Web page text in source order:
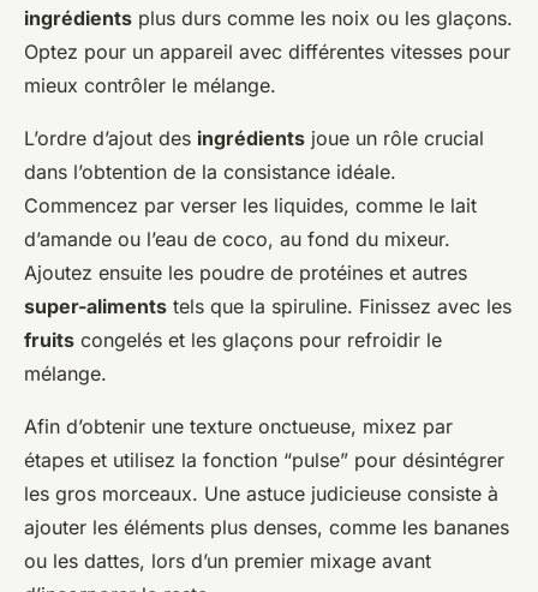
ingrédients plus durs comme les noix ou les glaçons.
Optez pour un appareil avec différentes vitesses pour
mieux contrôler le mélange.
L’ordre d’ajout des ingrédients joue un rôle crucial
dans l’obtention de la consistance idéale.
Commencez par verser les liquides, comme le lait
d’amande ou l’eau de coco, au fond du mixeur.
Ajoutez ensuite les poudre de protéines et autres
super-aliments tels que la spiruline. Finissez avec les
fruits congelés et les glaçons pour refroidir le
mélange.
Afin d’obtenir une texture onctueuse, mixez par
étapes et utilisez la fonction “pulse” pour désintégrer
les gros morceaux. Une astuce judicieuse consiste à
ajouter les éléments plus denses, comme les bananes
ou les dattes, lors d’un premier mixage avant